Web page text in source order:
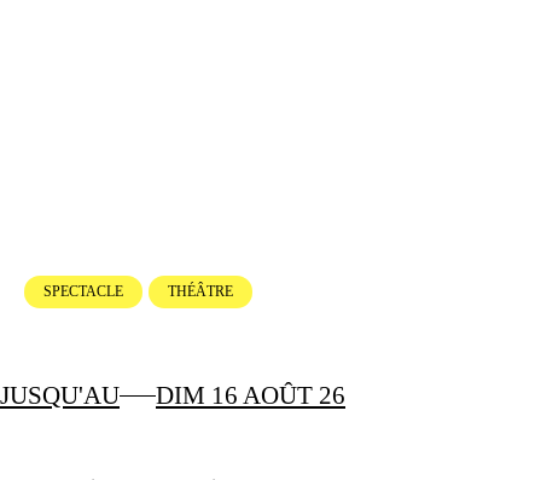
SPECTACLE THÉÂTRE
JUSQU'AU DIM 16 AOÛT 26